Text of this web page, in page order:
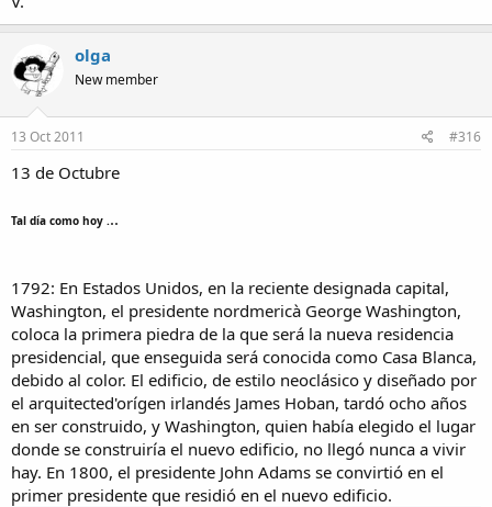
olga
New member
13 Oct 2011 #316
13 de Octubre
Tal día como hoy ...
1792: En Estados Unidos, en la reciente designada capital,
Washington, el presidente nordmericà George Washington,
coloca la primera piedra de la que será la nueva residencia
presidencial, que enseguida será conocida como Casa Blanca,
debido al color. El edificio, de estilo neoclásico y diseñado por
el arquitected'orígen irlandés James Hoban, tardó ocho años
en ser construido, y Washington, quien había elegido el lugar
donde se construiría el nuevo edificio, no llegó nunca a vivir
hay. En 1800, el presidente John Adams se convirtió en el
primer presidente que residió en el nuevo edificio.